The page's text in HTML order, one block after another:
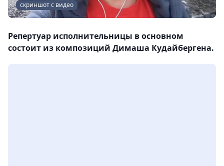
скриншот с видео
Репертуар исполнительницы в основном
состоит из композиций Димаша Кудайбергена.